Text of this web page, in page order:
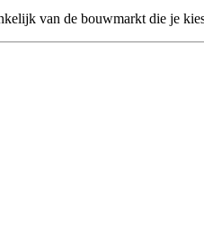
van de bouwmarkt die je